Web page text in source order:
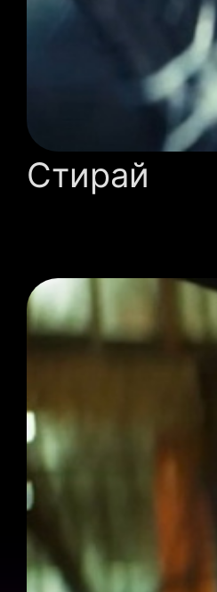
Стирай